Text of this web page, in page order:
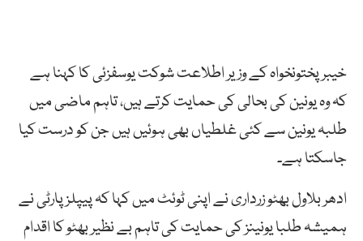
خیبرپختونخواہ کے وزیر اطلاعت شوکت یوسفزئی کا کہنا ہے
کہ وہ یونین کی بحالی کی حمایت کرتے ہیں، تاہم ماضی میں
طلبہ یونین سے کئی غلطیاں بھی ہوئیں ہیں جن کو درست کیا
جاسکتا ہے۔
ادھر بلاول بھٹو زرداری نے اپنی ٹوئٹ میں کہا کہ پیپلزپارٹی نے
ہمیشہ طلبا یونینز کی حمایت کی تاہم بے نظیر بھٹو کا اقدام